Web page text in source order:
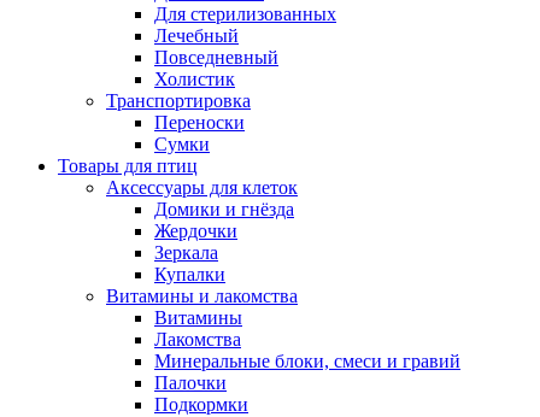
Для стерилизованных
Лечебный
Повседневный
Холистик
Транспортировка
Переноски
Сумки
Товары для птиц
Аксессуары для клеток
Домики и гнёзда
Жердочки
Зеркала
Купалки
Витамины и лакомства
Витамины
Лакомства
Минеральные блоки, смеси и гравий
Палочки
Подкормки